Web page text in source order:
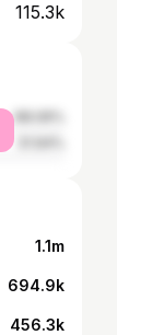
115.3k
1.1m
694.9k
456.3k